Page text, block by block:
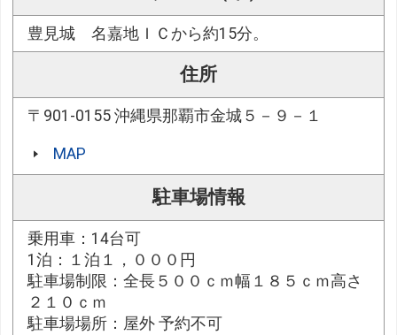
豊見城 名嘉地ＩＣから約15分。
住所
〒901-0155 沖縄県那覇市金城５－９－１
MAP
駐車場情報
乗用車：14台可
1泊：１泊１，０００円
駐車場制限：全長５００ｃｍ幅１８５ｃｍ高さ
２１０ｃｍ
駐車場場所：屋外 予約不可